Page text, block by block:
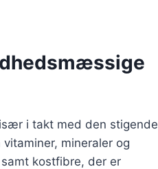
i takt med den stigende
mineraler og
kostfibre, der er